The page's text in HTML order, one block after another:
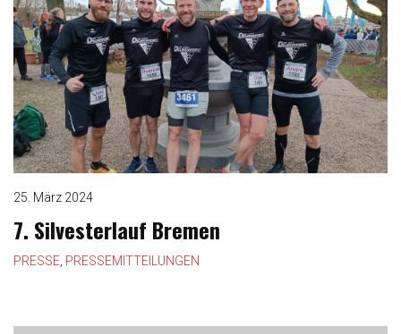
25. März 2024
7. Silvesterlauf Bremen
PRESSE PRESSEMITTEILUNGEN